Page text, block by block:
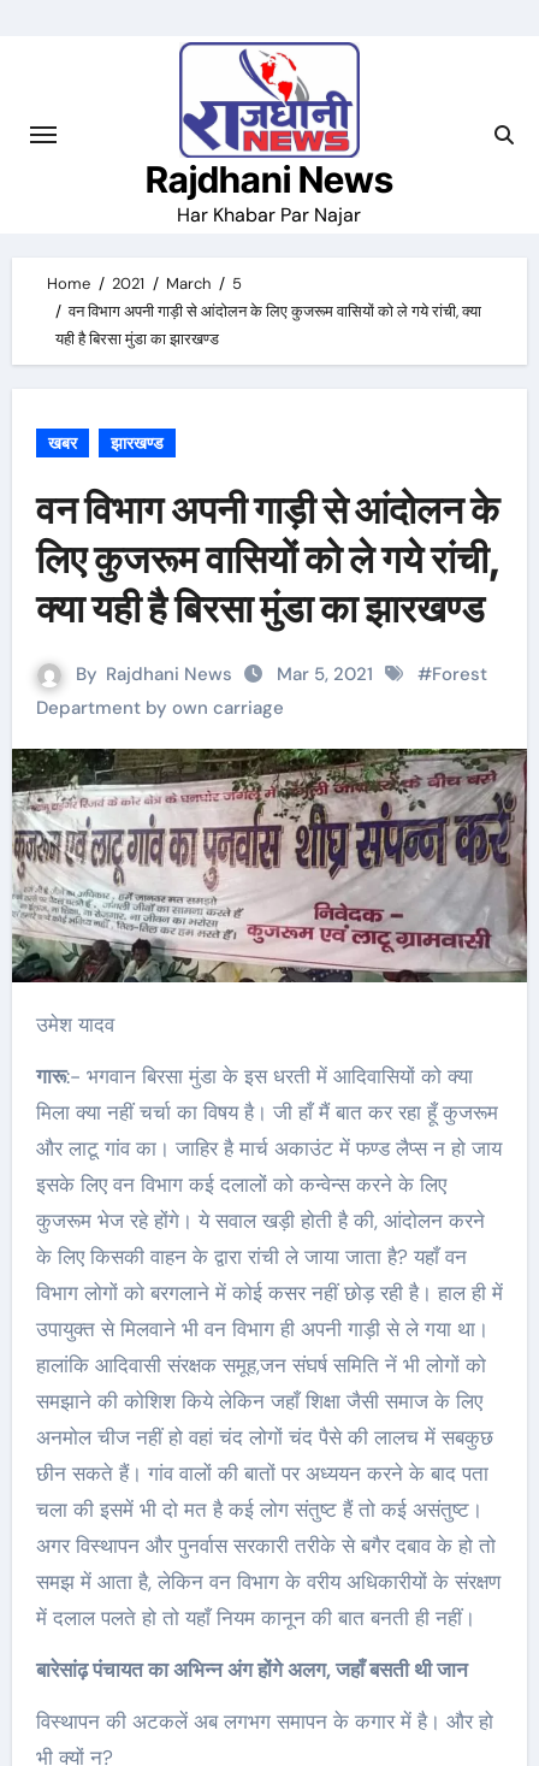
Rajdhani News
Har Khabar Par Najar
Home 2021 March
5
वन विभाग अपनी गाड़ी से आंदोलन के लिए कुजरूम वासियों को ले गये रांची, क्या
यही है बिरसा मुंडा का झारखण्ड
खबर झारखण्ड
वन विभाग अपनी गाड़ी से आंदोलन के
लिए कुजरूम वासियों को ले गये रांची,
क्या यही है बिरसा मुंडा का झारखण्ड
By Rajdhani News Mar 5, 2021 #Forest
Department by own carriage
उमेश यादव
गारू:- भगवान बिरसा मुंडा के इस धरती में आदिवासियों को क्या
मिला क्या नहीं चर्चा का विषय है। जी हाँ मैं बात कर रहा हूँ कुजरूम
और लाटू गांव का। जाहिर है मार्च अकाउंट में फण्ड लैप्स न हो जाय
इसके लिए वन विभाग कई दलालों को कन्वेन्स करने के लिए
कुजरूम भेज रहे होंगे। ये सवाल खड़ी होती है की, आंदोलन करने
के लिए किसकी वाहन के द्वारा रांची ले जाया जाता है? यहाँ वन
विभाग लोगों को बरगलाने में कोई कसर नहीं छोड़ रही है। हाल ही में
उपायुक्त से मिलवाने भी वन विभाग ही अपनी गाड़ी से ले गया था।
हालांकि आदिवासी संरक्षक समूह,जन संघर्ष समिति नें भी लोगों को
समझाने की कोशिश किये लेकिन जहाँ शिक्षा जैसी समाज के लिए
अनमोल चीज नहीं हो वहां चंद लोगों चंद पैसे की लालच में सबकुछ
छीन सकते हैं। गांव वालों की बातों पर अध्ययन करने के बाद पता
चला की इसमें भी दो मत है कई लोग संतुष्ट हैं तो कई असंतुष्ट।
अगर विस्थापन और पुनर्वास सरकारी तरीके से बगैर दबाव के हो तो
समझ में आता है, लेकिन वन विभाग के वरीय अधिकारीयों के संरक्षण
में दलाल पलते हो तो यहाँ नियम कानून की बात बनती ही नहीं।
बारेसांढ़ पंचायत का अभिन्न अंग होंगे अलग, जहाँ बसती थी जान
विस्थापन की अटकलें अब लगभग समापन के कगार में है। और हो
भी क्यों न?